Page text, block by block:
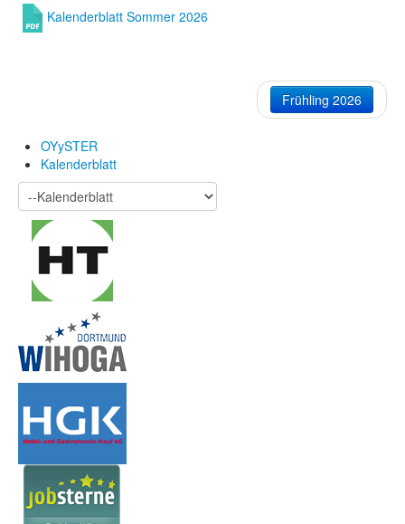
Kalenderblatt Sommer 2026
Frühling 2026
OYySTER
Kalenderblatt